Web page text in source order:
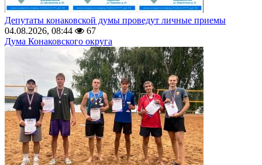
Депутаты конаковской думы проведут личные приемы
04.08.2026, 08:44
67
Дума Конаковского округа